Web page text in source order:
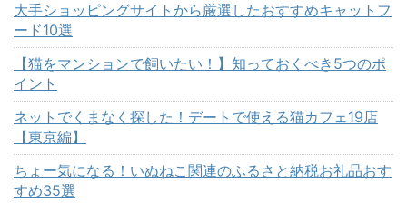
大手ショッピングサイトから厳選したおすすめキャットフ
ード10選
【猫をマンションで飼いたい！】知っておくべき5つのポ
イント
ネットでくまなく探した！デートで使える猫カフェ19店
【東京編】
ちょー気になる！いぬねこ関連のふるさと納税お礼品おす
すめ35選